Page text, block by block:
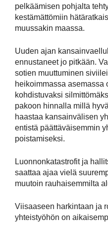
pelkäämisen pohjalta
kestämättömiin
muussakin maassa.
Uuden ajan
ennustaneet jo pitkään.
sotien muuttuminen
heikoimmassa asemassa
kohdistuvaksi
pakoon hinnalla millä
haastaa kansainvälisen
entistä päättäväisemmin
poistamiseksi.
Luonnonkatastrofit ja
saattaa ajaa vielä
muutoin rauhaisemmilta
Viisaaseen harkintaan ja
yhteistyöhön on